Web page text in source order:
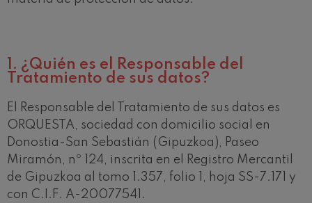
1. ¿Quién es el Responsable del
Tratamiento de sus datos?
El Responsable del Tratamiento de sus datos es
ORQUESTA, sociedad con domicilio social en
Donostia-San Sebastián (Gipuzkoa), Paseo
Miramón, nº 124, inscrita en el Registro Mercantil
de Gipuzkoa al tomo 1.357, folio 1, hoja SS-7.171 y
con C.I.F. A-20077541.